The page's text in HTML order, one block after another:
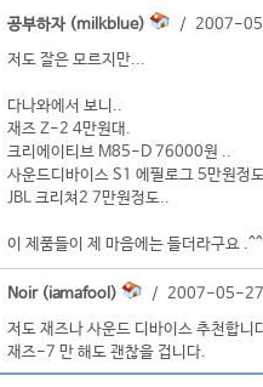
공부하자 (milkblue) / 2007-
저도 잘은 모르지만...
다나와에서 보니..
재즈 Z-2 4만원대.
크리에이티브 M85-D 76000원 ..
사운드디바이스 S1 에필로그 5만원정
JBL 크리쳐2 7만원정도..
이 제품들이 제 마음에는 들더라구요
Noir (iamafool) / 2007-05-27
저도 재즈나 사운드 디바이스 추천합니
재즈-7 만 해도 괜찮을 겁니다.